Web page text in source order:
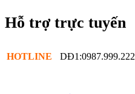
Hỗ trợ trực tuyến
HOTLINE DĐ1:0987.999.222